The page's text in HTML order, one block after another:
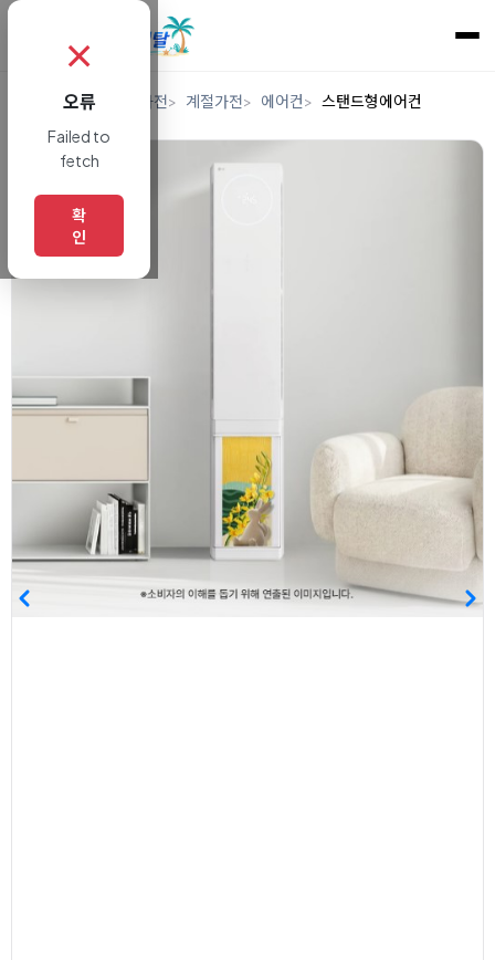
렌탈 디지털/가전 계절가전 에어컨 스탠드형에어컨
✗
오류
Failed to
fetch
확
인